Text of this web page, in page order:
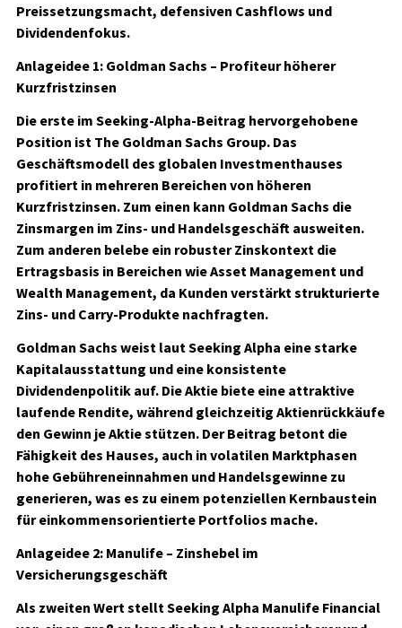
Preissetzungsmacht, defensiven Cashflows und
Dividendenfokus.
Anlageidee 1: Goldman Sachs – Profiteur höherer
Kurzfristzinsen
Die erste im Seeking-Alpha-Beitrag hervorgehobene
Position ist The Goldman Sachs Group. Das
Geschäftsmodell des globalen Investmenthauses
profitiert in mehreren Bereichen von höheren
Kurzfristzinsen. Zum einen kann Goldman Sachs die
Zinsmargen im Zins- und Handelsgeschäft ausweiten.
Zum anderen belebe ein robuster Zinskontext die
Ertragsbasis in Bereichen wie Asset Management und
Wealth Management, da Kunden verstärkt strukturierte
Zins- und Carry-Produkte nachfragten.
Goldman Sachs weist laut Seeking Alpha eine starke
Kapitalausstattung und eine konsistente
Dividendenpolitik auf. Die Aktie biete eine attraktive
laufende Rendite, während gleichzeitig Aktienrückkäufe
den Gewinn je Aktie stützen. Der Beitrag betont die
Fähigkeit des Hauses, auch in volatilen Marktphasen
hohe Gebühreneinnahmen und Handelsgewinne zu
generieren, was es zu einem potenziellen Kernbaustein
für einkommensorientierte Portfolios mache.
Anlageidee 2: Manulife – Zinshebel im
Versicherungsgeschäft
Als zweiten Wert stellt Seeking Alpha Manulife Financial